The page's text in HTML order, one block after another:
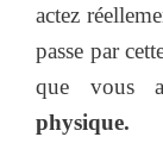
actez
passe par
que vous
physique.